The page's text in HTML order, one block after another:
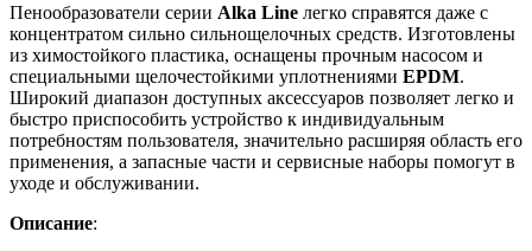
Пенообразователи серии Alka Line легко справятся даже с
концентратом сильно сильнощелочных средств. Изготовлены
из химостойкого пластика, оснащены прочным насосом и
специальными щелочестойкими уплотнениями EPDM.
Широкий диапазон доступных аксессуаров позволяет легко и
быстро приспособить устройство к индивидуальным
потребностям пользователя, значительно расширяя область его
применения, а запасные части и сервисные наборы помогут в
уходе и обслуживании.
Описание: